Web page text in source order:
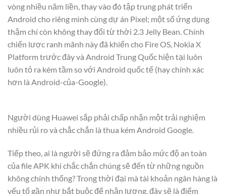
vòng nhiều năm liền, thay vào đó tập trung phát triển
Android cho riêng mình cùng dự án Pixel; một số ứng dụng
thậm chí còn không thay đổi từ thời 2.3 Jelly Bean. Chính
chiến lược ranh mãnh này đã khiến cho Fire OS, Nokia X
Platform trước đây và Android Trung Quốc hiện tại luôn
luôn tỏ ra kém tầm so với Android quốc tế (hay chính xác
hơn là Android-của-Google).
Người dùng Huawei sắp phải chấp nhận một trải nghiệm
nhiều rủi ro và chắc chắn là thua kém Android Google.
Tiếp theo, ai là người sẽ đứng ra đảm bảo mức độ an toàn
của file APK khi chắc chắn chúng sẽ đến từ những nguồn
không chính thống? Trong thời đại mà tài khoản ngân hàng là
yếu tố gần như bắt buộc để nhận lương, đây sẽ là điểm